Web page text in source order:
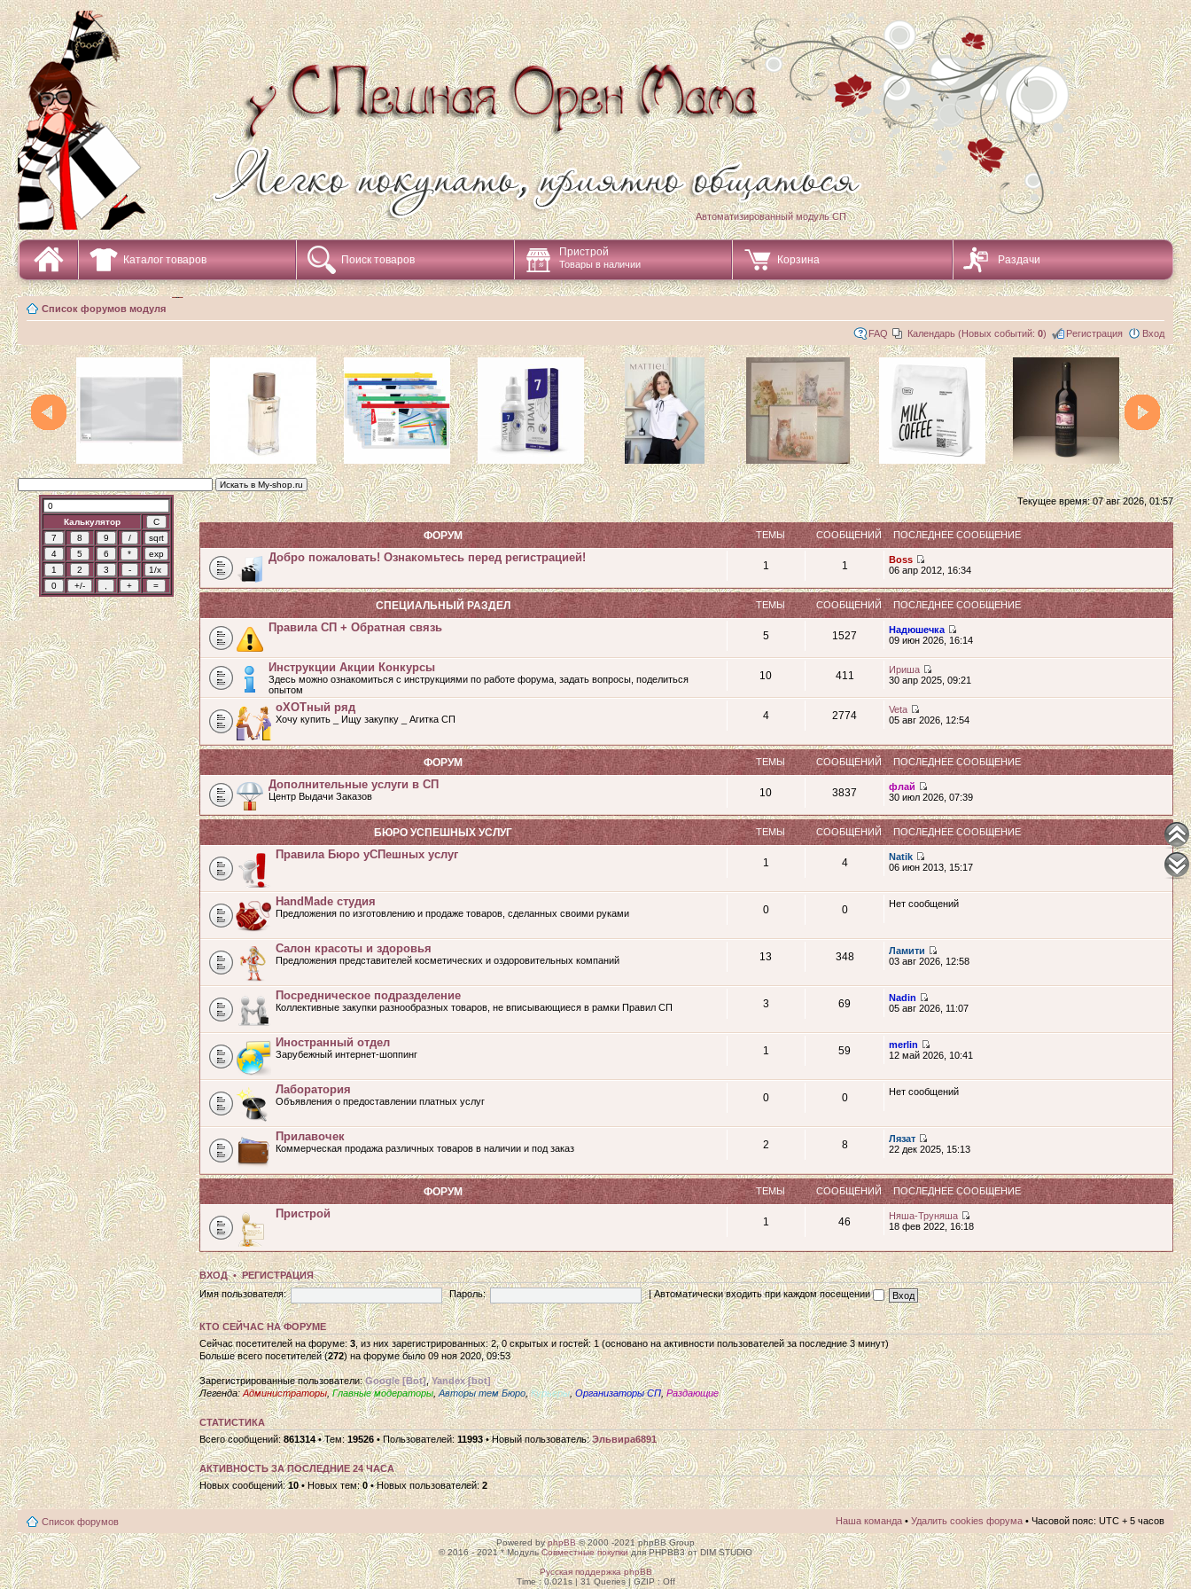
Автоматизированный модуль СП
Каталог товаров Поиск товаров
Пристрой
Товары в наличии Корзина Раздачи
Список форумов модуля
FAQ Календарь (Новых событий: 0) Регистрация Вход
Калькулятор
Текущее время: 07 авг 2026, 01:57
ФОРУМ ТЕМЫ СООБЩЕНИЙ ПОСЛЕДНЕЕ СООБЩЕНИЕ
Добро пожаловать! Ознакомьтесь перед регистрацией!
1 1
Boss
06 апр 2012, 16:34
СПЕЦИАЛЬНЫЙ РАЗДЕЛ ТЕМЫ СООБЩЕНИЙ ПОСЛЕДНЕЕ СООБЩЕНИЕ
Правила СП + Обратная связь
5 1527
Надюшечка
09 июн 2026, 16:14
Инструкции Акции Конкурсы
Здесь можно ознакомиться с инструкциями по работе форума, задать вопросы, поделиться
опытом
10 411
Ириша
30 апр 2025, 09:21
оХОТный ряд
Хочу купить _ Ищу закупку _ Агитка СП 4 2774
Veta
05 авг 2026, 12:54
ФОРУМ ТЕМЫ СООБЩЕНИЙ ПОСЛЕДНЕЕ СООБЩЕНИЕ
Дополнительные услуги в СП
Центр Выдачи Заказов 10 3837
флай
30 июл 2026, 07:39
БЮРО УСПЕШНЫХ УСЛУГ ТЕМЫ СООБЩЕНИЙ ПОСЛЕДНЕЕ СООБЩЕНИЕ
Правила Бюро уСПешных услуг
1 4
Natik
06 июн 2013, 15:17
HandMade студия
Предложения по изготовлению и продаже товаров, сделанных своими руками 0 0 Нет сообщений
Салон красоты и здоровья
Предложения представителей косметических и оздоровительных компаний 13 348
Ламити
03 авг 2026, 12:58
Посредническое подразделение
Коллективные закупки разнообразных товаров, не вписывающиеся в рамки Правил СП 3 69
Nadin
05 авг 2026, 11:07
Иностранный отдел
Зарубежный интернет-шоппинг 1 59
merlin
12 май 2026, 10:41
Лаборатория
Объявления о предоставлении платных услуг 0 0 Нет сообщений
Прилавочек
Коммерческая продажа различных товаров в наличии и под заказ 2 8
Лязат
22 дек 2025, 15:13
ФОРУМ ТЕМЫ СООБЩЕНИЙ ПОСЛЕДНЕЕ СООБЩЕНИЕ
Пристрой
1 46
Няша-Труняша
18 фев 2022, 16:18
ВХОД•РЕГИСТРАЦИЯ
Имя пользователя:
Пароль: |Автоматически входить при каждом посещении
КТО СЕЙЧАС НА ФОРУМЕ
Сейчас посетителей на форуме:3, из них зарегистрированных: 2, 0 скрытых и гостей: 1 (основано на активности пользователей за последние 3 минут)
Больше всего посетителей (272) на форуме было 09 ноя 2020, 09:53
Зарегистрированные пользователи:Google [Bot],Yandex [bot]
Легенда:Администраторы,Главные модераторы, Авторы тем Бюро ,Курьеры,Организаторы СП, Раздающие
СТАТИСТИКА
Всего сообщений:861314• Тем:19526• Пользователей: 11993• Новый пользователь:Эльвира6891
АКТИВНОСТЬ ЗА ПОСЛЕДНИЕ 24 ЧАСА
Новых сообщений:10• Новых тем:0• Новых пользователей:2
Список форумов Наша команда • Удалить cookies форума • Часовой пояс: UTC + 5 часов
Powered byphpBB© 2000 -2021 phpBB Group
© 2016 - 2021 * МодульСовместные покупкидля PHPBB3 от DIM STUDIO
Русская поддержка phpBB
Time : 0.021s | 31 Queries | GZIP : Off